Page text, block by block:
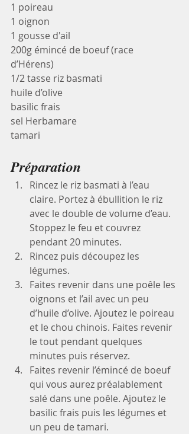
1 poireau
1 oignon
1 gousse d'ail
200g émincé de boeuf (race
d’Hérens)
1/2 tasse riz basmati
huile d’olive
basilic frais
sel Herbamare
tamari
Préparation
Rincez le riz basmati à l’eau
claire. Portez à ébullition le riz
avec le double de volume d’eau.
Stoppez le feu et couvrez
pendant 20 minutes.
Rincez puis découpez les
légumes.
Faites revenir dans une poêle les
oignons et l’ail avec un peu
d’huile d’olive. Ajoutez le poireau
et le chou chinois. Faites revenir
le tout pendant quelques
minutes puis réservez.
Faites revenir l’émincé de boeuf
qui vous aurez préalablement
salé dans une poêle. Ajoutez le
basilic frais puis les légumes et
un peu de tamari.